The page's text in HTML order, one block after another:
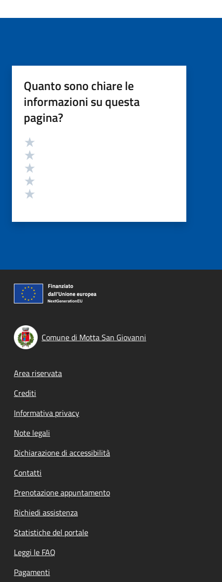
Quanto sono chiare le
informazioni su questa
pagina?
Valutazione
Comune di Motta San Giovanni
Footer menu
Area riservata
Crediti
Informativa privacy
Note legali
Dichiarazione di accessibilità
Contatti
Prenotazione appuntamento
Richiedi assistenza
Statistiche del portale
Leggi le FAQ
Pagamenti